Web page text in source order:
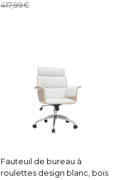
417,99
Fauteuil de bureau à
roulettes design blanc, bois